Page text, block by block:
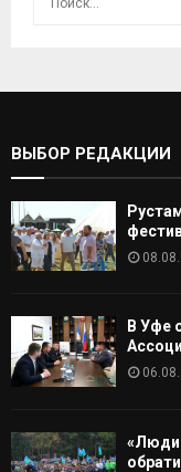
ВЫБОР РЕДАКЦИИ
В Уфе
«Люди